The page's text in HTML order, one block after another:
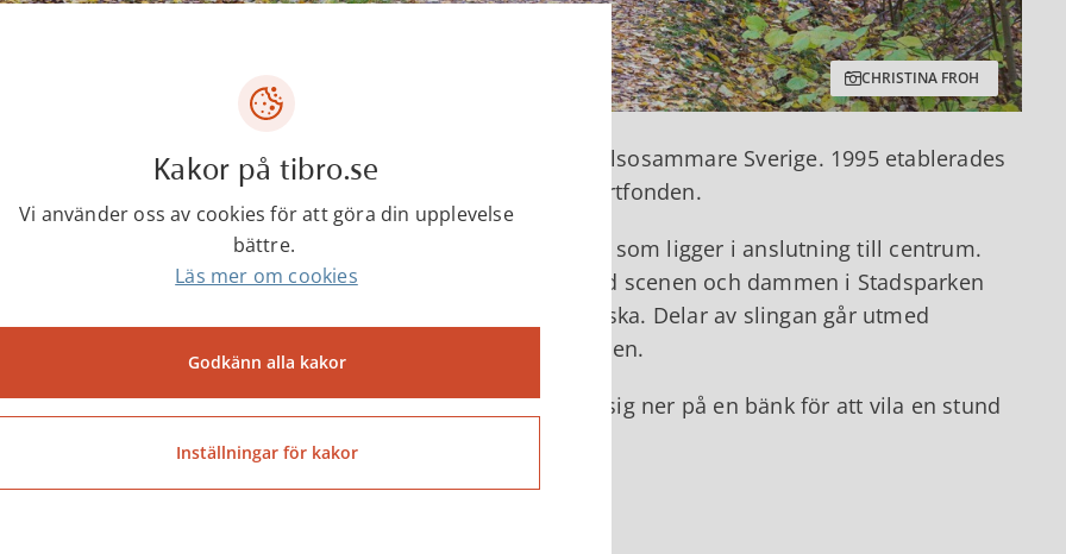
CHRISTINA FROH
stig är ett bidrag från Riksförbundet HjärtLung till ett hälsosammare Sverige. 1995 etablerades
Hälsans stig (Slí na Sláinte) på Irland av Irländska Hjärtfonden.
stig finns även i Tibro. Det är en promenadvänlig slinga som ligger i anslutning till centrum.
stig är en rundslinga som är 2,1 km lång. Den startar vid scenen och dammen i Stadsparken
sig sedan fram i en lummig miljö med mycket grönska. Delar av slingan går utmed
och Tidanån, där Hälsans stig knyts ihop med Å-leden.
nära naturen och det finns flera möjligheter att slå sig ner på en bänk för att vila en stund
av en medhavd fikakorg.
Kakor på tibro.se
Vi använder oss av cookies för att göra din upplevelse
bättre.
Läs mer om cookies
Godkänn alla kakor
Inställningar för kakor